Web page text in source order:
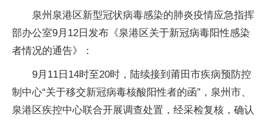
泉州泉港区新型冠状病毒感染的肺炎疫情应急指挥
部办公室9月12日发布《泉港区关于新冠病毒阳性感染
者情况的通告》：
9月11日14时至20时，陆续接到莆田市疾病预防控
制中心“关于移交新冠病毒核酸阳性者的函”，泉州市、
泉港区疾控中心联合开展调查处置，经采检复核，确认